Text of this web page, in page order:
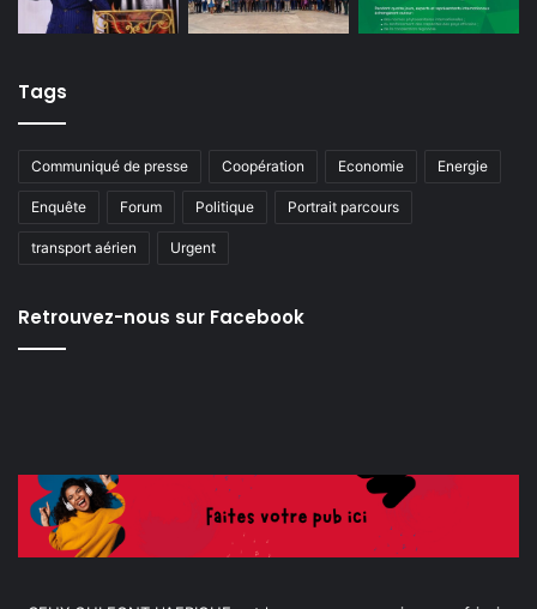
Tags
Communiqué de presse Coopération Economie Energie
Enquête Forum Politique Portrait parcours
transport aérien Urgent
Retrouvez-nous sur Facebook